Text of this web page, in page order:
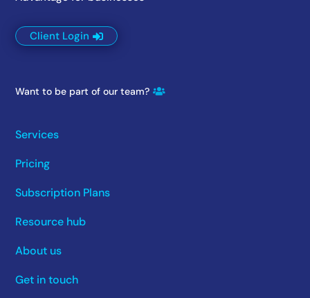
Client Login
Want to be part of our team?
Services
Pricing
Subscription Plans
Resource hub
About us
Get in touch